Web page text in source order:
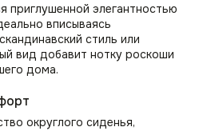
приглушенной элегантностью
вписываясь
стиль или
вид добавит нотку роскоши
дома.
округлого сиденья,